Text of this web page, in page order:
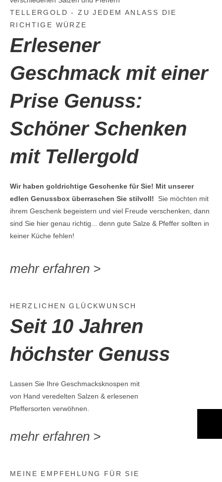
TELLERGOLD - ZU JEDEM ANLASS DIE
RICHTIGE WÜRZE
Erlesener
Geschmack miteiner
Prise Genuss:
Schöner Schenken
mit Tellergold
Wir haben goldrichtige Geschenke für Sie! Mit unserer
edlen Genussbox überraschen Sie stilvoll!
Sie möchten mit
ihrem Geschenk begeistern und viel Freude verschenken, dann
sind Sie hier genau richtig... denn gute Salze & Pfeffer sollten in
keiner Küche fehlen!
mehr erfahren >
HERZLICHEN GLÜCKWUNSCH
Seit 10 Jahren
höchster Genuss
Lassen Sie Ihre Geschmacksknospen mit
von Hand veredelten Salzen & erlesenen
Pfeffersorten verwöhnen.
mehr erfahren >
MEINE EMPFEHLUNG FÜR SIE